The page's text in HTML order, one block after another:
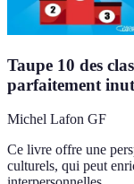
Taupe 10 des
parfaitement
Michel Lafon GF
Ce livre offre une
culturels, qui peut